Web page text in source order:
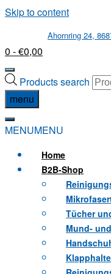
Skip to content
Ahornring 24,
0 - €0,00
Products search
menu
MENUMENU
Home
B2B-Shop
Tücher
Mund-